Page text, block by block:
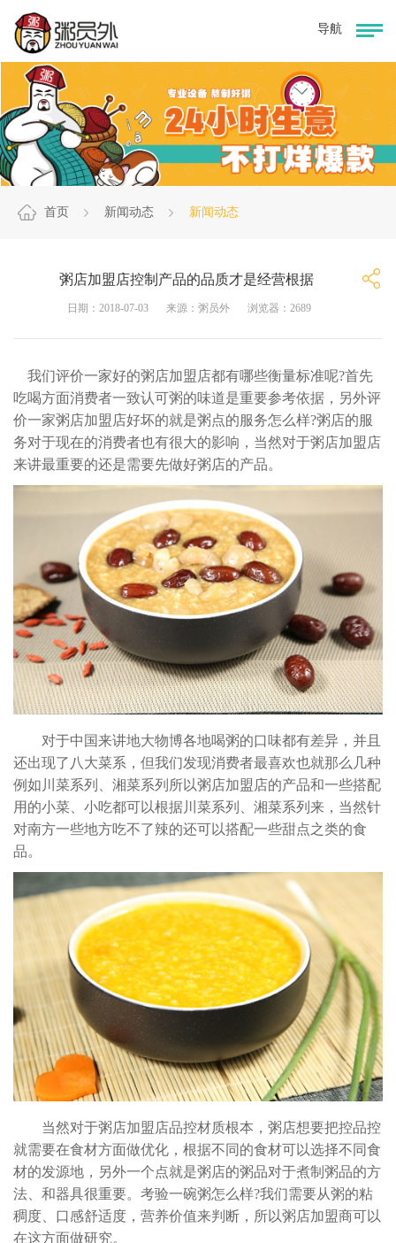
首页 新闻动态 新闻动态
粥店加盟店控制产品的品质才是经营根据
日期：2018-07-03 来源：粥员外 浏览器：2689
我们评价一家好的粥店加盟 店都有哪些衡量标准呢?首先
吃喝方面消费者一致认可粥的味道是重要参考依据，另外评
价一家粥店加盟店好坏的就是粥点的服务怎么样?粥店的服
务对于现在的消费者也有很大的影响，当然对于粥店加盟店
来讲最重要的还是需要先做好粥店的产品。
对于中国来讲地大物博各地喝粥的口味都有差异，并且
还出现了八大菜系，但我们发现消费者最喜欢也就那么几种
例如川菜系列、湘菜系列所以粥店加盟店的产品和一些搭配
用的小菜、小吃都可以根据川菜系列、湘菜系列来，当然针
对南方一些地方吃不了辣的还可以搭配一些甜点之类的食
品。
当然对于粥店加盟店品控材质根本，粥店想要把控品控
就需要在食材方面做优化，根据不同的食材可以选择不同食
材的发源地，另外一个点就是粥店的粥品对于煮制粥品的方
法、和器具很重要。考验一碗粥怎么样?我们需要从粥的粘
稠度、口感舒适度，营养价值来判断，所以粥店加盟商可以
在这方面做研究。